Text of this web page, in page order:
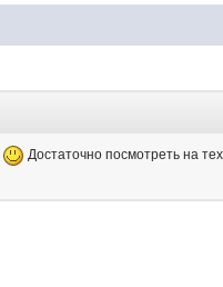
Достаточно посмотреть на